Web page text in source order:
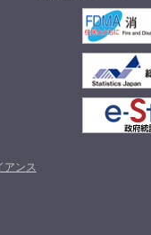
アンス